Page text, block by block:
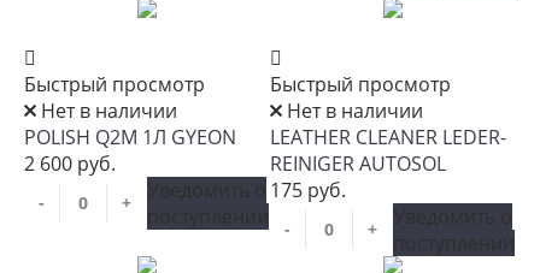
Быстрый просмотр
Нет в наличии
POLISH Q2M 1Л GYEON
2 600 руб.
- +
Уведомить о
поступлении
Быстрый просмотр
Нет в наличии
LEATHER CLEANER LEDER-
REINIGER AUTOSOL
175 руб.
- +
Уведомить о
поступлении